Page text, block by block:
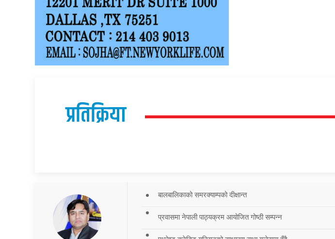
प्रतिक्रिया
बालबालिकाको समरक्याम्पको दीक्षान्त
प्रवासमा नेपाली पाठ्यक्रम आयोजित गोष्ठी सम्पन्न